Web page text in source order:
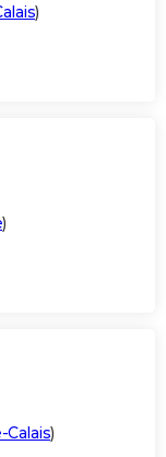
)
)
Calais)